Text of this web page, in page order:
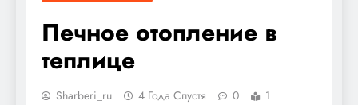
Печное отопление в
теплице
Sharberi_ru 4 Года Спустя 0
1